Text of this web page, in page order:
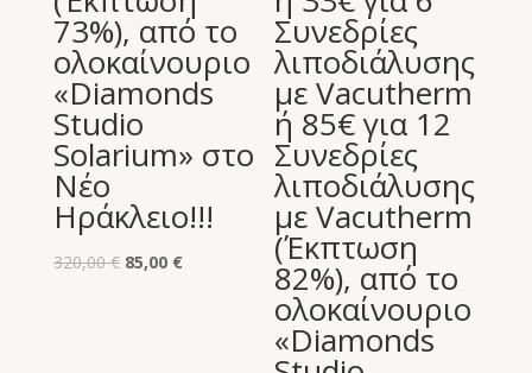
73%), από το
ολοκαίνουριο
«Diamonds
Studio
Solarium» στο
Νέο
Ηράκλειο!!!
320,00€ Original
85,00 €Η
Συνεδρίες
λιποδιάλυσης
με Vacutherm
ή 85€ για 12
Συνεδρίες
λιποδιάλυσης
με Vacutherm
(Έκπτωση
82%), από το
ολοκαίνουριο
«Diamonds